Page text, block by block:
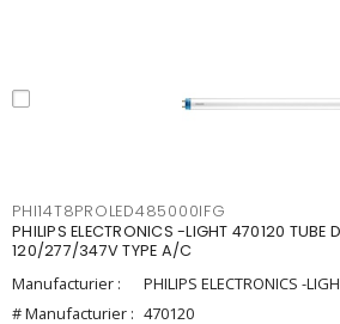
PHI14T8PROLED485000IFG
PHILIPS ELECTRONICS -LIGHT 470120 TUBE
120/277/347V TYPE A/C
Manufacturier :
PHILIPS ELECTRONICS -
# Manufacturier : 470120